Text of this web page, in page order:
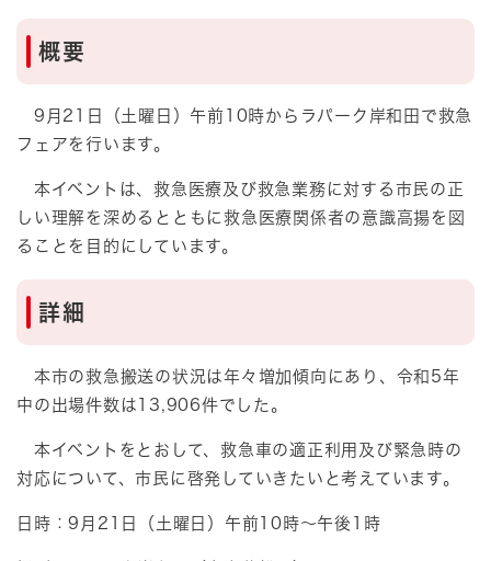
概要
9月21日（土曜日）午前10時からラパーク岸和田で救急
フェアを行います。
本イベントは、救急医療及び救急業務に対する市民の正
しい理解を深めるとともに救急医療関係者の意識高揚を図
ることを目的にしています。
詳細
本市の救急搬送の状況は年々増加傾向にあり、令和5年
中の出場件数は13,906件でした。
本イベントをとおして、救急車の適正利用及び緊急時の
対応について、市民に啓発していきたいと考えています。
日時：9月21日（土曜日）午前10時～午後1時